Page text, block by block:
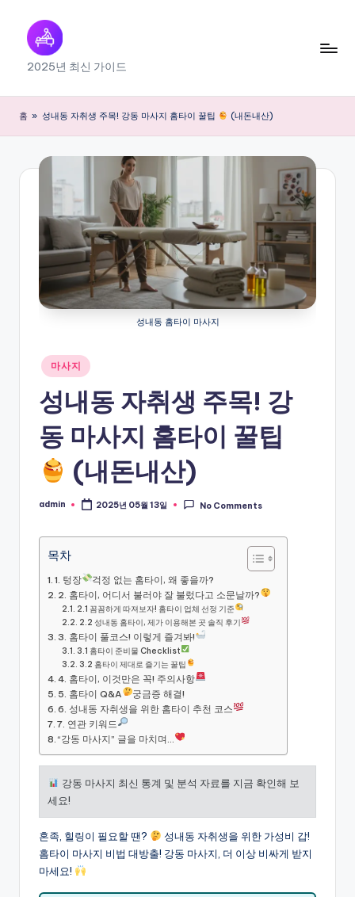
content
출
장
마
지
근
처
찾
기
2025년 최신 가이드
홈 » 성내동 자취생 주목! 강동 마사지 홈타이 꿀팁 (내돈내산)
성내동 홈타이 마사지
Posted
in
마사지
성내동 자취생 주목! 강
동 마사지 홈타이 꿀팁
(내돈내산)
Posted
admin 2025년 05월 13일 No Comments
목차
1. 텅장
걱정 없는 홈타이, 왜 좋을까?
2. 홈타이, 어디서 불러야 잘 불렀다고 소문날까?
2.1 꼼꼼하게 따져보자! 홈타이 업체 선정 기준
2.2 성내동 홈타이, 제가 이용해본 곳 솔직 후기
3. 홈타이 풀코스! 이렇게 즐겨봐!
3.1 홈타이 준비물 Checklist
3.2 홈타이 제대로 즐기는 꿀팁
4. 홈타이, 이것만은 꼭! 주의사항
5. 홈타이 Q&A
궁금증 해결!
6. 성내동 자취생을 위한 홈타이 추천 코스
7. 연관 키워드
“강동 마사지” 글을 마치며…
강동 마사지 최신 통계 및 분석 자료를 지금 확인해 보
세요!
혼족, 힐링이 필요할 땐?
성내동 자취생을 위한 가성비 갑!
홈타이 마사지 비법 대방출! 강동 마사지, 더 이상 비싸게 받지
마세요!